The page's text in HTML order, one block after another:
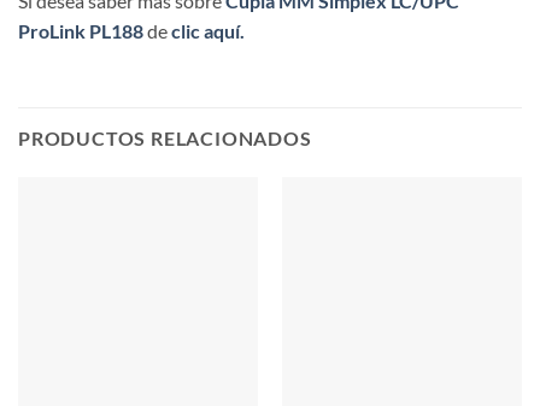
ProLink PL188declic aquí.
PRODUCTOS RELACIONADOS